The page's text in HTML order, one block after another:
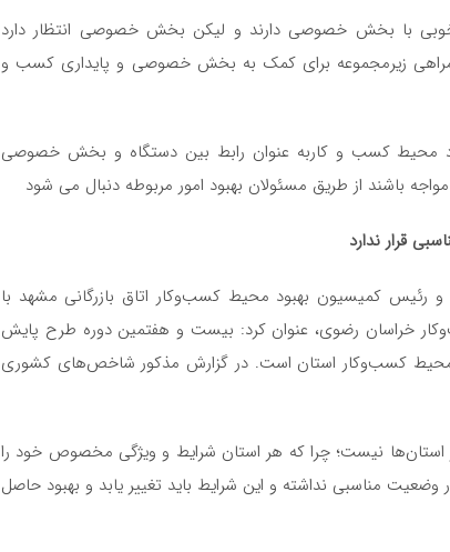
خوبی با بخش خصوصی دارند و لیکن بخش خصوصی انتظار دارد
زیرمجموعه برای کمک به بخش خصوصی و پایداری کسب و
محیط کسب و کاربه عنوان رابط بین دستگاه و بخش خصوصی
باشند از طریق مسئولان بهبود امور مربوطه دنبال می شود
قرار ندارد
رئیس کمیسیون بهبود محیط کسب‌وکار اتاق بازرگانی مشهد با
خراسان رضوی، عنوان کرد: بیست و هفتمین دوره طرح پایش
محیط کسب‌وکار استان است. در گزارش مذکور شاخص‌های کشوری
استان‌ها نیست؛ چرا که هر استان شرایط و ویژگی مخصوص خود را
مناسبی نداشته و این شرایط باید تغییر یابد و بهبود حاصل